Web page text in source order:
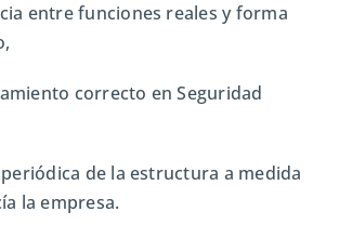
entre funciones reales y forma
correcto en Seguridad
de la estructura a medida
la empresa.